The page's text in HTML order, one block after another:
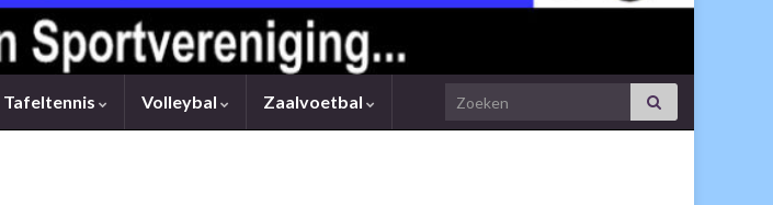
Tafeltennis Volleybal Zaalvoetbal Search for: